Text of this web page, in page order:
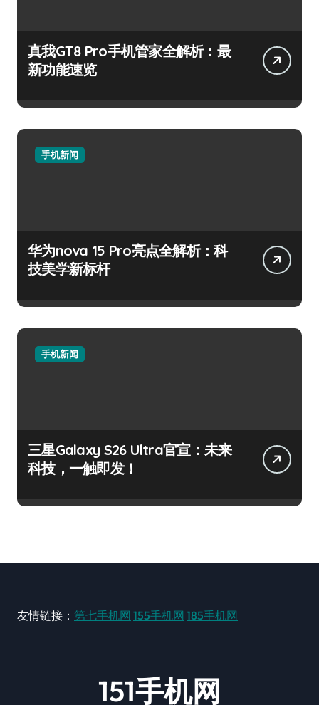
真我GT8 Pro手机管家全解析：最
新功能速览
手机新闻
华为nova 15 Pro亮点全解析：科
技美学新标杆
手机新闻
三星Galaxy S26 Ultra官宣：未来
科技，一触即发！
友情链接： 第七手机网 155手机网 185手机网
151手机网